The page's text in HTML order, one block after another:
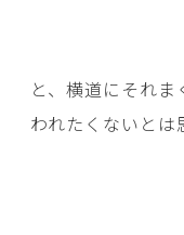
と、横道にそれ
われたくないと